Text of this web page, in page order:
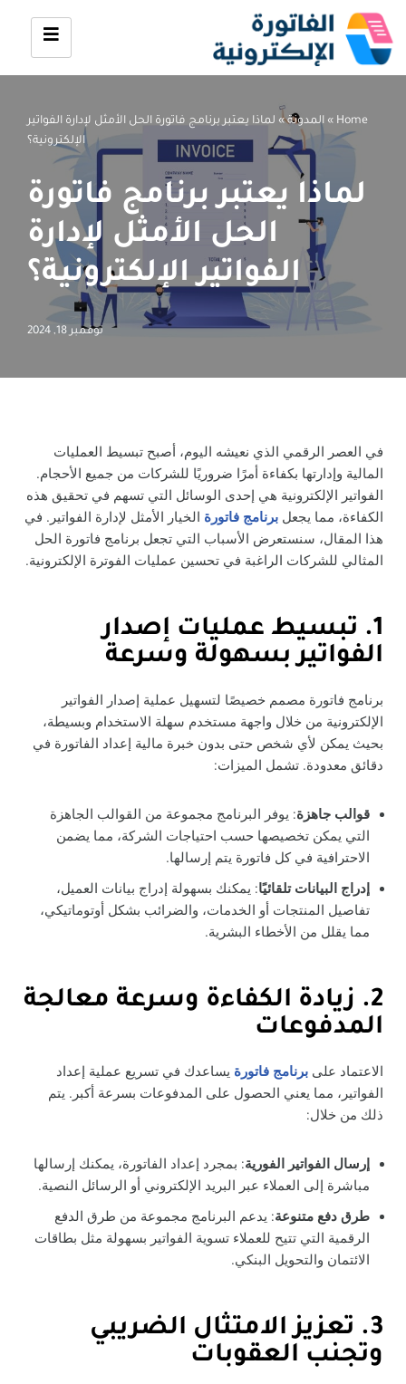
تخطى
Home
» المدونة» لماذا يعتبر برنامج فاتورة الحل الأمثل لإدارة الفواتير
الإلكترونية؟
لماذا يعتبر برنامج فاتورة
الحل الأمثل لإدارة
الفواتير الإلكترونية؟
نوفمبر 18, 2024
في العصر الرقمي الذي نعيشه اليوم، أصبح تبسيط العمليات
المالية وإدارتها بكفاءة أمرًا ضروريًا للشركات من جميع الأحجام.
الفواتير الإلكترونية هي إحدى الوسائل التي تسهم في تحقيق هذه
الكفاءة، مما يجعل برنامج فاتورة الخيار الأمثل لإدارة الفواتير. في
هذا المقال، سنستعرض الأسباب التي تجعل برنامج فاتورة الحل
المثالي للشركات الراغبة في تحسين عمليات الفوترة الإلكترونية.
1. تبسيط عمليات إصدار
الفواتير بسهولة وسرعة
برنامج فاتورة مصمم خصيصًا لتسهيل عملية إصدار الفواتير
الإلكترونية من خلال واجهة مستخدم سهلة الاستخدام وبسيطة،
بحيث يمكن لأي شخص حتى بدون خبرة مالية إعداد الفاتورة في
دقائق معدودة. تشمل الميزات:
قوالب جاهزة: يوفر البرنامج مجموعة من القوالب الجاهزة
التي يمكن تخصيصها حسب احتياجات الشركة، مما يضمن
الاحترافية في كل فاتورة يتم إرسالها.
إدراج البيانات تلقائيًا: يمكنك بسهولة إدراج بيانات العميل،
تفاصيل المنتجات أو الخدمات، والضرائب بشكل أوتوماتيكي،
مما يقلل من الأخطاء البشرية.
2. زيادة الكفاءة وسرعة معالجة
المدفوعات
الاعتماد على برنامج فاتورة يساعدك في تسريع عملية إعداد
الفواتير، مما يعني الحصول على المدفوعات بسرعة أكبر. يتم
ذلك من خلال:
إرسال الفواتير الفورية: بمجرد إعداد الفاتورة، يمكنك إرسالها
مباشرة إلى العملاء عبر البريد الإلكتروني أو الرسائل النصية.
طرق دفع متنوعة: يدعم البرنامج مجموعة من طرق الدفع
الرقمية التي تتيح للعملاء تسوية الفواتير بسهولة مثل بطاقات
الائتمان والتحويل البنكي.
3. تعزيز الامتثال الضريبي
وتجنب العقوبات